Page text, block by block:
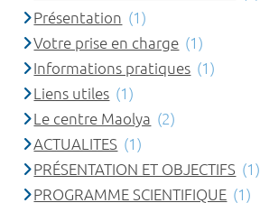
Présentation (1)
Votre prise en charge (1)
Informations pratiques (1)
Liens utiles (1)
Le centre Maolya (2)
ACTUALITES (1)
PRÉSENTATION ET OBJECTIFS (1)
PROGRAMME SCIENTIFIQUE (1)